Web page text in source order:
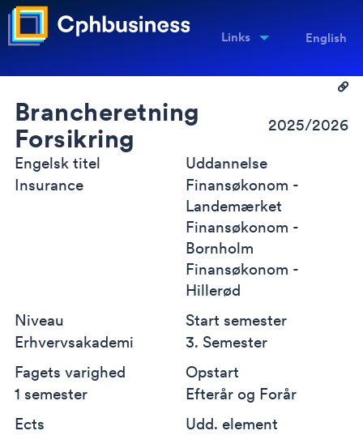
Links English
Brancheretning
Forsikring
2025/2026
Engelsk titel
Insurance
Uddannelse
Finansøkonom -
Landemærket
Finansøkonom -
Bornholm
Finansøkonom -
Hillerød
Niveau
Erhvervsakademi
Start semester
3. Semester
Fagets varighed
1 semester
Opstart
Efterår og Forår
Ects
Udd. element